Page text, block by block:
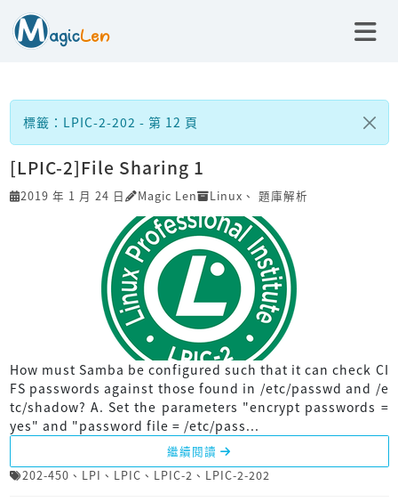
標籤：LPIC-2-202 - 第 12 頁
[LPIC-2]File Sharing 1
2019 年 1 月 24 日 Magic Len Linux 、 題庫解析
How must Samba be configured such that it can check CI
FS passwords against those found in /etc/passwd and /e
tc/shadow? A. Set the parameters "encrypt passwords =
yes" and "password file = /etc/pass...
繼續閱讀
202-450 、 LPI 、 LPIC 、 LPIC-2 、 LPIC-2-202